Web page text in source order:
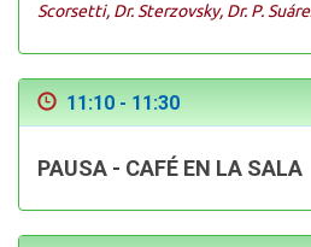
Scorsetti, Dr. Sterzovsky, Dr. P.
11:10 - 11:30
PAUSA - CAFÉ EN LA SALA